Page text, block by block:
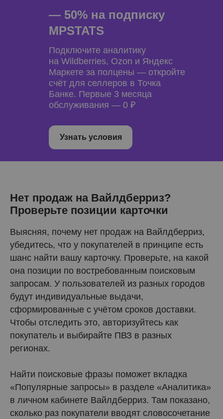
Узнать условия
— 50% на подписку
MPSTATS
Подключите аналитику
на Wildberries, Ozon и Яндекс
Маркете за полцены — откройте
счёт для селлеров в Точка
Банке. Первые 3 месяца
обслуживания — 0 ₽
Нет продаж на Вайлдберриз?
Проверьте позиции карточки
Выясняя, почему нет продаж на Вайлдберриз,
убедитесь, что у покупателей в принципе есть
шанс найти вашу карточку. Проверьте, на какой
она позиции по востребованным поисковым
запросам. У пользователей из разных городов
будут индивидуальные выдачи,
сформированные с учётом сроков доставки.
Чтобы отследить это, авторизуйтесь как
покупатель и выбирайте ПВЗ в разных
регионах.
Найти поисковые фразы поможет вкладка
«Популярные запросы» в разделе «Аналитика»
в личном кабинете Вайлдберриз. Там показано,
сколько раз покупатели вводят словосочетание